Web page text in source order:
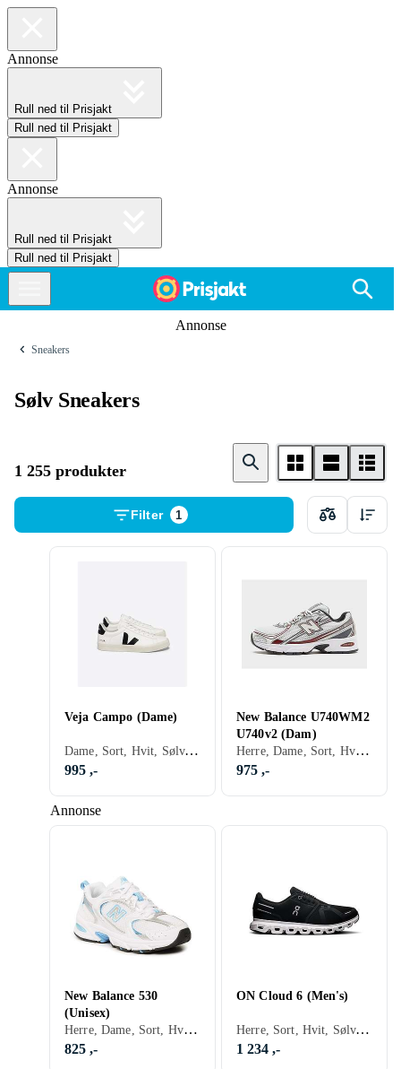
Annonse
Rull ned til Prisjakt
Rull ned til Prisjakt
Annonse
Rull ned til Prisjakt
Rull ned til Prisjakt
Annonse
Sneakers
Sølv Sneakers
1 255 produkter
Filter 1
Annonse
Veja Campo (Dame)
Dame, Sort, Hvit, Sølv, Grå, Brun, Blå, Gul, Oransje, Grønn, Beige, Rosa, Lilla, Lisser
995 ,-
New Balance U740WM2
U740v2 (Dam)
Herre, Dame, Sort, Hvit, Sølv, Grå, Brun, Blå, Rød, Oransje, Grønn, Beige, Rosa, Lilla, Khaki, Lisser
975 ,-
New Balance 530
(Unisex)
Herre, Dame, Sort, Hvit, Sølv, Grå, Brun, Blå, Rød, Gul, Oransje, Grønn, Beige, Rosa, Lilla, Khaki, Lisser
825 ,-
ON Cloud 6 (Men's)
Herre, Sort, Hvit, Sølv, Grå, Brun, Blå, Rød, Gul, Oransje, Grønn, Beige, Rosa, Khaki, Lisser, On Cloud
1 234 ,-